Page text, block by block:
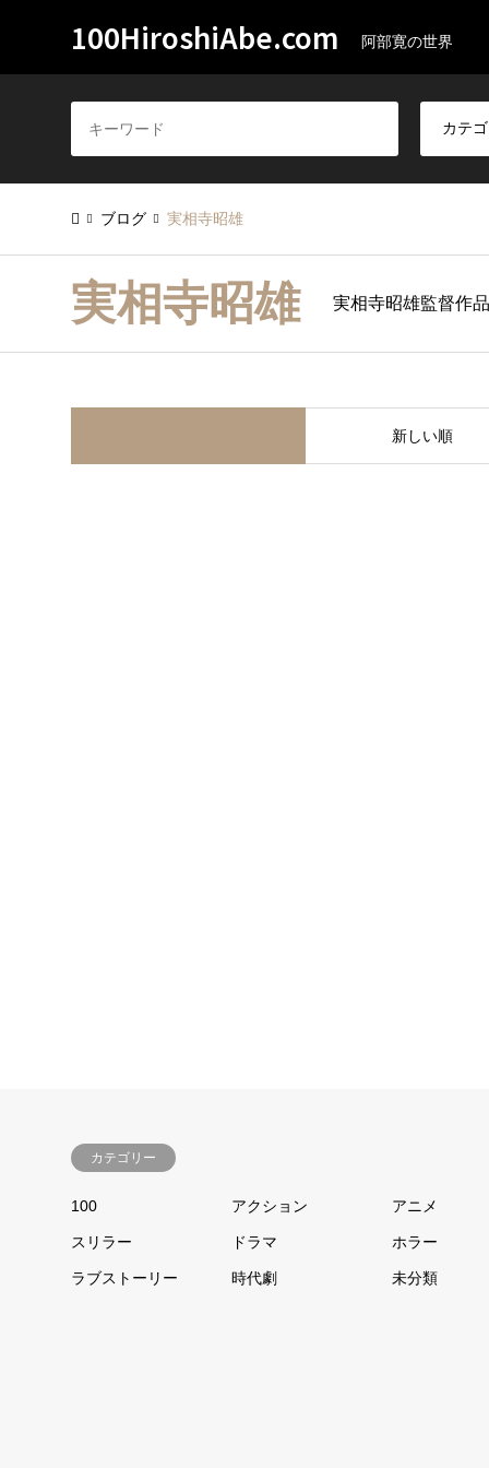
100HiroshiAbe.com 阿部寛の世界
ブログ 実相寺昭雄
実相寺昭雄 実相寺昭雄監督作品
新しい順
カテゴリー
100 アクション アニメ
スリラー ドラマ ホラー
ラブストーリー 時代劇 未分類